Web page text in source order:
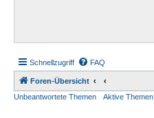
Schnellzugriff FAQ
Foren-Übersicht
Unbeantwortete Themen
Aktive Themen